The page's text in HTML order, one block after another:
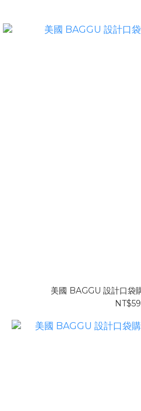
美國 BAGGU 設計口袋